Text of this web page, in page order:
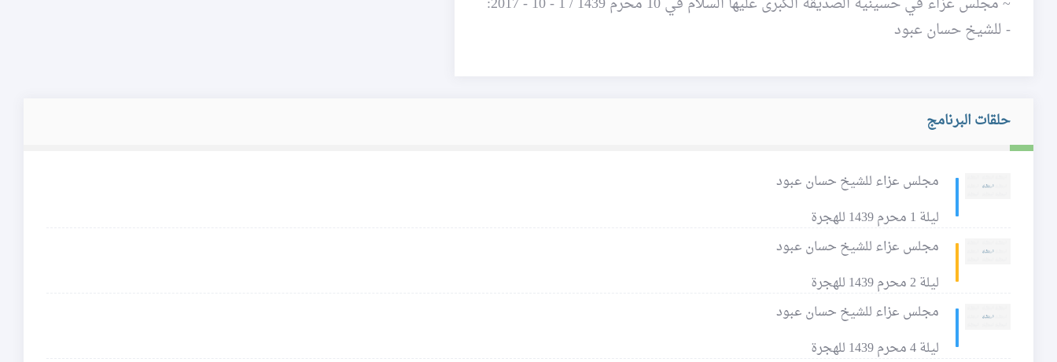
- للشيخ حسان عبود
حلقات البرنامج
مجلس عزاء للشيخ حسان عبود
ليلة 1 محرم 1439 للهجرة
مجلس عزاء للشيخ حسان عبود
ليلة 2 محرم 1439 للهجرة
مجلس عزاء للشيخ حسان عبود
ليلة 4 محرم 1439 للهجرة